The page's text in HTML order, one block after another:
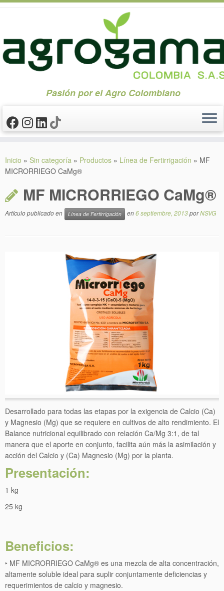
contenido
Pasión por el Agro Colombiano
Inicio » Sin categoría » Productos » Línea de Fertirrigación » MF
MICRORRIEGO CaMg®
MF MICRORRIEGO CaMg®
Artículo publicado en Línea de Fertirrigación en6 septiembre, 2013porNSVG
Desarrollado para todas las etapas por la exigencia de Calcio (Ca)
y Magnesio (Mg) que se requiere en cultivos de alto rendimiento. El
Balance nutricional equilibrado con relación Ca/Mg 3:1, de tal
manera que el aporte en conjunto, facilita aún más la asimilación y
acción del Calcio y (Ca) Magnesio (Mg) por la planta.
Presentación:
1 kg
25 kg
Beneficios:
‣ MF MICRORRIEGO CaMg® es una mezcla de alta concentración,
altamente soluble ideal para suplir conjuntamente deficiencias y
requerimientos de calcio y magnesio.